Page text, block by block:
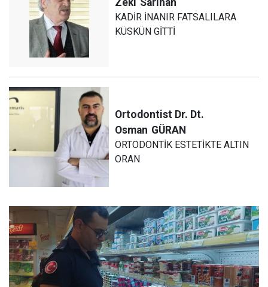
Zeki Sarıhan
KADİR İNANIR FATSALILARA
KÜSKÜN GİTTİ
Ortodontist Dr. Dt.
Osman GÜRAN
ORTODONTİK ESTETİKTE ALTIN
ORAN